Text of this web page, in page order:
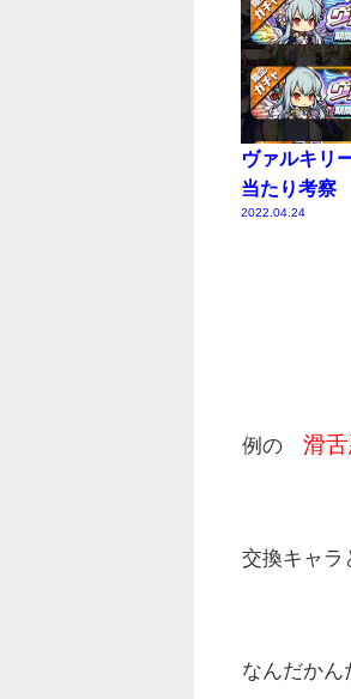
ヴァルキリ
当たり考察
2022.04.24
例の滑
交換キャラ
なんだか